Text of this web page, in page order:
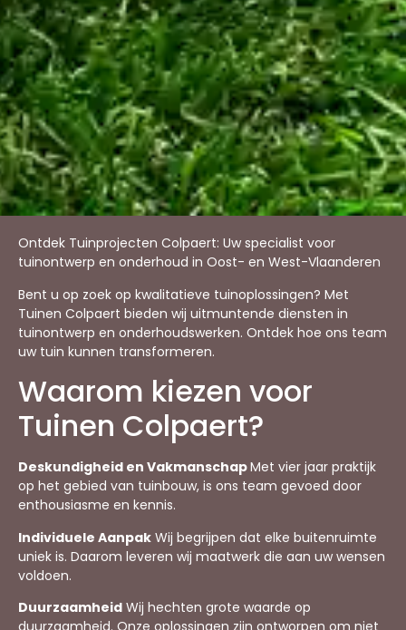
Ontdek Tuinprojecten Colpaert: Uw specialist voor
tuinontwerp en onderhoud in Oost- en West-Vlaanderen
Bent u op zoek op kwalitatieve tuinoplossingen? Met
Tuinen Colpaert bieden wij uitmuntende diensten in
tuinontwerp en onderhoudswerken. Ontdek hoe ons team
uw tuin kunnen transformeren.
Waarom kiezen voor
Tuinen Colpaert?
Deskundigheid en VakmanschapMet vier jaar praktijk
op het gebied van tuinbouw, is ons team gevoed door
enthousiasme en kennis.
Individuele Aanpak Wij begrijpen dat elke buitenruimte
uniek is. Daarom leveren wij maatwerk die aan uw wensen
voldoen.
Duurzaamheid Wij hechten grote waarde op
duurzaamheid. Onze oplossingen zijn ontworpen om niet